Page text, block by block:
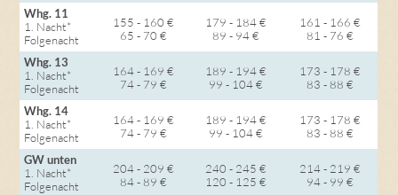
Whg. 11
1. Nacht*
Folgenacht
155 - 160 €
65 - 70 €
179 - 184 €
89 - 94 €
161 - 166 €
81 - 76 €
Whg. 13
1. Nacht*
Folgenacht
164 - 169 €
74 - 79 €
189 - 194 €
99 - 104 €
173 - 178 €
83 - 88 €
Whg. 14
1. Nacht*
Folgenacht
164 - 169 €
74 - 79 €
189 - 194 €
99 - 104 €
173 - 178 €
83 - 88 €
GW unten
1. Nacht*
Folgenacht
204 - 209 €
84 - 89 €
240 - 245 €
120 - 125 €
214 - 219 €
94 - 99 €